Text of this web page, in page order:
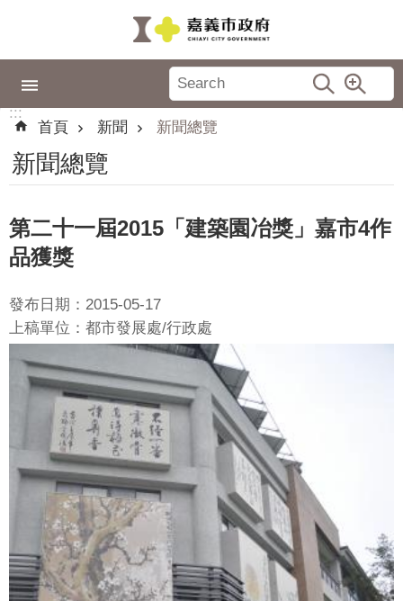
政
專
區
城
品
牌
識
嘉
義
新
動
機
關
:::
首頁
新聞 新聞總覽
新聞總覽
第二十一屆2015「建築園冶獎」嘉市4作
品獲獎
發布日期：2015-05-17
上稿單位：都市發展處/行政處